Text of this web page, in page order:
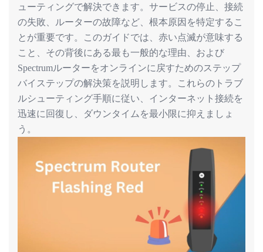
ューティングで解決できます。サービスの停止、接続
の失敗、ルーターの故障など、根本原因を特定するこ
とが重要です。このガイドでは、赤い点滅が意味する
こと、その背後にある最も一般的な理由、および
Spectrumルーターをオンラインに戻すためのステップ
バイステップの解決策を説明します。これらのトラブ
ルシューティング手順に従い、インターネット接続を
迅速に回復し、ダウンタイムを最小限に抑えましょ
う。